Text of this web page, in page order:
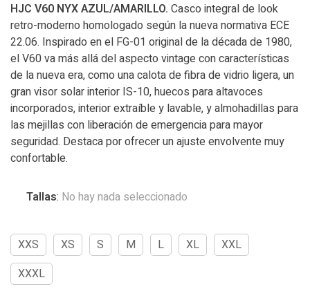
HJC V60 NYX AZUL/AMARILLO. Casco integral de look
retro-moderno homologado según la nueva normativa ECE
22.06. Inspirado en el FG-01 original de la década de 1980,
el V60 va más allá del aspecto vintage con características
de la nueva era, como una calota de fibra de vidrio ligera, un
gran visor solar interior IS-10, huecos para altavoces
incorporados, interior extraíble y lavable, y almohadillas para
las mejillas con liberación de emergencia para mayor
seguridad. Destaca por ofrecer un ajuste envolvente muy
confortable.
Tallas: No hay nada seleccionado
XXS XS S M L XL
XXL
XXXL